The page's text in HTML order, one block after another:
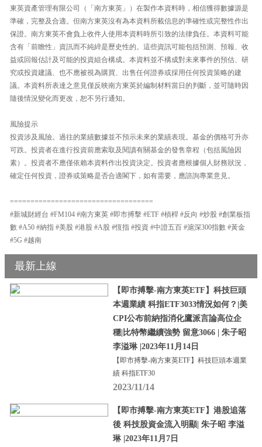
東英資產管理有限公司（「南方東英」）在製作本資料時，相信獲得數據源是
準確，完整及合適。但南方東英沒有為本資料所載信息的準確性或完整性作出
保證。南方東英不會負上收件人使用本資料時所引致的法律負任。本資料可能
含有「前瞻性」資訊而不純綷是歷史性的。這些資訊可能包括預測、預報、收
益或回報估計及可能的投資組合構成。本資料並不構成對未來事件的預估、研
究或投資建議、也不應被視為購買、出售任何證券或採用任何投資策略的建
議。本資料所表達之意見僅反映南方東英於編制材料當日的判斷，並可隨時因
隨後情況變化而更改，恕不另行通知。
風險提示
投資涉及風險。過往的業績數據並不預示未來的業績表現。基金的價格可升亦
可跌。投資者在進行投資前應索取及閱讀有關基金的發售章程（包括風險因
素）。投資者不應僅依賴本資料作出投資決定。投資者應根據個人財務狀況，
確定任何投資，證券或策略是否合適閣下，如有需要，應諮詢專業意見。
===================================
#新城財經台 #FM104 #南方東英 #即市搏擊 #ETF #槓桿 #反向 #炒股 #創業板指
數 #A50 #納指 #美股 #港股 #A股 #恆指 #投資 #中證五百 #滬深300指數 #黃金
#5G #越南
最新上線
【即市搏擊-南方東英ETF】科技巨頭
本週業績 科指ETF3033情況如何？|美
CPI公布前納指消化鷹派言論高位企
穩|比特幣繼續強勢 留意3066 | 朱子昭
李溢琳 |2023年11月14日
【即市搏擊-南方東英ETF】科技巨頭本週業
績 科指ETF30
2023/11/14
【即市搏擊-南方東英ETF】港股追落
後 科技股資金流入明顯| 朱子昭 李溢
琳 |2023年11月7日